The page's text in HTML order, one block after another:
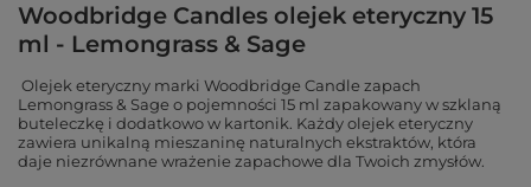
Woodbridge Candles olejek eteryczny 15
ml - Lemongrass & Sage
Olejek eteryczny marki Woodbridge Candle zapach
Lemongrass & Sage o pojemności 15 ml zapakowany w szklaną
buteleczkę i dodatkowo w kartonik. Każdy olejek eteryczny
zawiera unikalną mieszaninę naturalnych ekstraktów, która
daje niezrównane wrażenie zapachowe dla Twoich zmysłów.